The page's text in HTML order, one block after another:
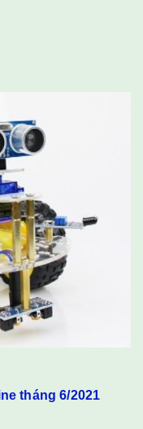
quá nhiều các giác
hãy tưởng tượng xem
độ chính xác cực cao
tháng 6/2021